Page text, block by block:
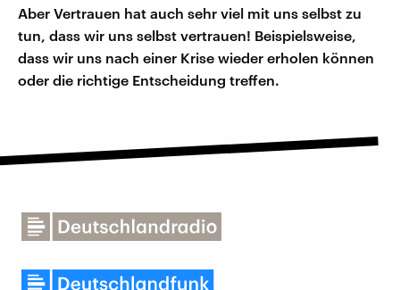
Aber Vertrauen hat auch sehr viel mit uns selbst zu
tun, dass wir uns selbst vertrauen! Beispielsweise,
dass wir uns nach einer Krise wieder erholen können
oder die richtige Entscheidung treffen.